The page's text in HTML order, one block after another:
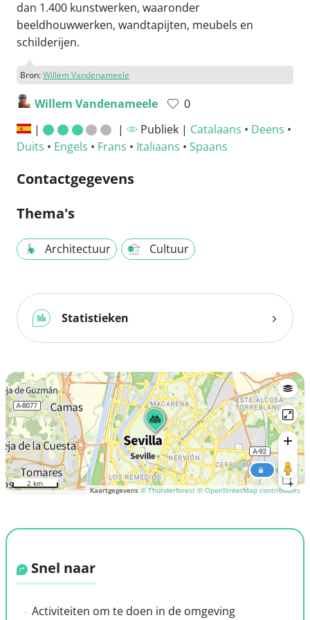
dan 1.400 kunstwerken, waaronder
beeldhouwwerken, wandtapijten, meubels en
schilderijen.
Bron:Willem Vandenameele
Willem Vandenameele
0
|
| Publiek | Catalaans • Deens •
Duits • Engels • Frans • Italiaans • Spaans
Contactgegevens
Thema's
Architectuur Cultuur
Statistieken
Kaartgegevens© Thunderforest © OpenStreetMap contributors
2 km
Snel naar
Activiteiten om te doen in de omgeving